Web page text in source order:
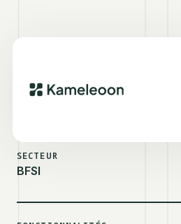
VOIR D'AUTRES SUCCESS STORIES
SECTEUR
BFSI